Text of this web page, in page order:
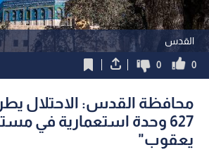
القدس
0
0
محافظة القدس: الاحتلال
627 وحدة استعمارية في
يعقوب"